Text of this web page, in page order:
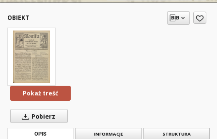
OBIEKT
Pokaż treść
Pobierz
OPIS INFORMACJE STRUKTURA